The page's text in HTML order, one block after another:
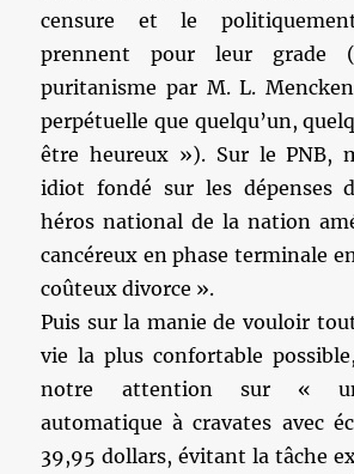
censure et le
prennent pour leur grade
puritanisme par M. L.
perpétuelle que quelqu’un,
être heureux »). Sur le PNB,
idiot fondé sur les dépenses
héros national de la nation
cancéreux en phase terminale
coûteux divorce ».
Puis sur la manie de vouloir
vie la plus confortable
notre attention sur «
automatique à cravates avec
39,95 dollars, évitant la tâche